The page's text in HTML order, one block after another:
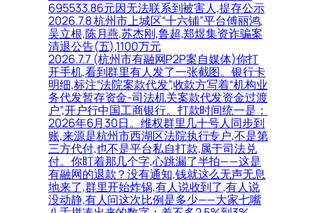
695533.86元因无法联系到被害人,提存公示
2026.7.8 杭州市上城区“十六铺”平台傅丽鸿,
吴立根,陈月燕,苏杰刚,鲁超,郑煜集资诈骗案
清退公告(五),1100万元
2026.7.7 (杭州市有融网P2P案自媒体)你打
开手机,看到群里有人发了一张截图。银行卡
明细,标注“法院案款代发”,收款方写着“机构业
务代发暂存资金-司法机关案款代发资金过渡
户”,开户行中国工商银行。打款时间统一是：
2026年6月30日。维权群里几十号人同步到
账,来源是杭州市西湖区法院执行专户,不是第
三方代付,也不是平台私自打款,属于司法兑
付。你盯着那几个字,心跳漏了半拍——这是
有融网的退款？没有通知,钱就这么无声无息
地来了,群里开始炸锅,有人说收到了,有人说
没动静,有人问这次比例是多少——大家七嘴